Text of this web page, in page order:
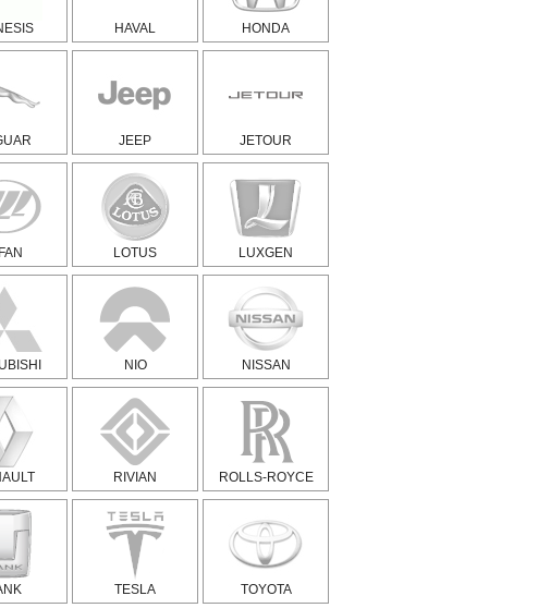
HAVAL HONDA
JEEP JETOUR
LOTUS LUXGEN
NIO NISSAN
RIVIAN ROLLS-ROYCE
TESLA TOYOTA